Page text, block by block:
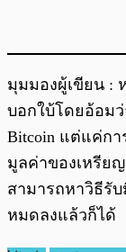
มุมมองผู้เขียน :
บอกใบ้โดยอ้อม
Bitcoin แต่แค่ก
มูลค่าของเหรีย
สามารถหาวิธีรั
หมดลงแล้วก็ได้